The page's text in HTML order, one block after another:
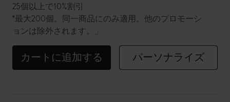
25個以上で10%割引
*最大200個。同一商品にのみ適用。他のプロモーシ
ョンは除外されます。」
カートに追加する パーソナライズ